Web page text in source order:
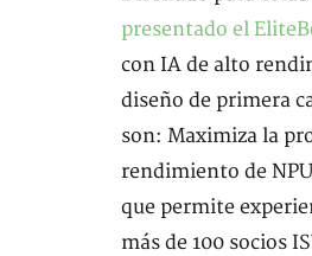
presentado el
con IA de alto
diseño de primera
son: Maximiza la
rendimiento de
que permite
más de 100 socios